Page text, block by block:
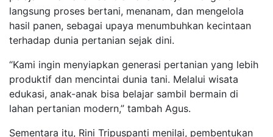
langsung proses bertani, menanam, dan mengelola
hasil panen, sebagai upaya menumbuhkan kecintaan
terhadap dunia pertanian sejak dini.
“Kami ingin menyiapkan generasi pertanian yang lebih
produktif dan mencintai dunia tani. Melalui wisata
edukasi, anak-anak bisa belajar sambil bermain di
lahan pertanian modern,” tambah Agus.
Sementara itu, Rini Tripuspanti menilai, pembentukan